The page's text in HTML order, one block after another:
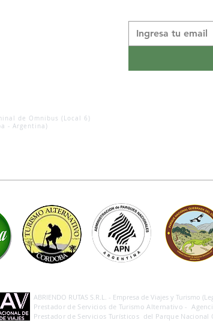
de Omnibus (Local 6)
- Argentina)
ABRIENDO RUTAS S.R.L. - Empresa de Viajes y Turismo
Prestador de Servicios de Turismo Alternativo -
Prestador de Servicios Turísticos del Parque